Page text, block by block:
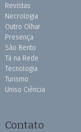
Revistas
Necrologia
Outro Olhar
Presença
São Bento
Tá na Rede
Tecnologia
Turismo
Uniso Ciência
Contato